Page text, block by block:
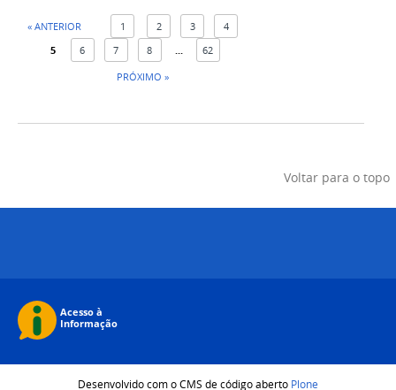
« ANTERIOR 1 2 3
4
5
6 7 8 ...
62
PRÓXIMO »
Voltar para o topo
Desenvolvido com o CMS de código aberto Plone